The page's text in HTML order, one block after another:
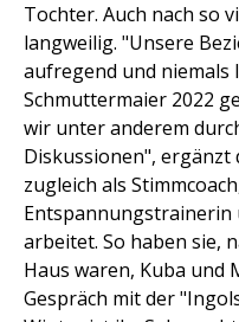
Tochter. Auch nach so
langweilig. "Unsere
aufregend und niemals
Schmuttermaier 2022
wir unter anderem
Diskussionen", ergänzt
zugleich als
Entspannungstrainerin
arbeitet. So haben sie,
Haus waren, Kuba und
Gespräch mit der